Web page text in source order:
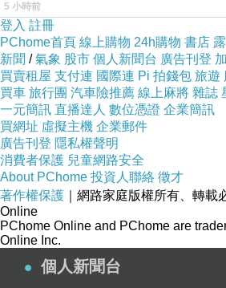
評估費用： 瞭解顧問的費用結
的預算。
合同條款： 在簽署合同之前
款，包括服務內容、時間表和
溝通能力： 與潛在顧問保持開
之間的溝通順暢。
長期合作： 如果您預計需要長
問有提供相應的長期合作計劃。
保密協議： 討論保密協議以確
到保護。
直覺： 最後，相信自己的直覺
適或不信任某位顧問，繼續尋
常颳風的山丘上—&m
5 小時前
登入 註冊
PChome首頁 線上購物 24h購物 書店
新聞 /氣象 股市 個人新聞台 廣告刊登
買賣租屋 支付連 國際連 Pi 拍錢包 旅遊
買車 旅行團 汽車險推薦 線上麻將 雜誌
一元簡訊 直播達人 數位憑證 企業簡訊
買網址 虛擬主機 企業郵件
廣告刊登 隱私權聲明
消費者保護 兒童網路安全
About PChome 投資人聯絡 徵才
著作權保護 ｜網路家庭版權所有、轉載
Online
PChome Online and PChome are
Online Inc.
個人新聞台